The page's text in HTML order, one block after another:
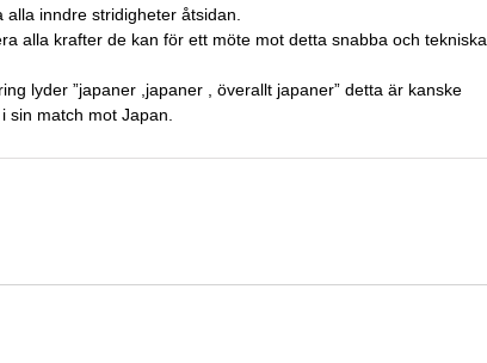
inndre stridigheter åtsidan.
alla krafter de kan för ett möte mot detta snabba och tekniska
lyder ”japaner ,japaner , överallt japaner” detta är kanske
sin match mot Japan.